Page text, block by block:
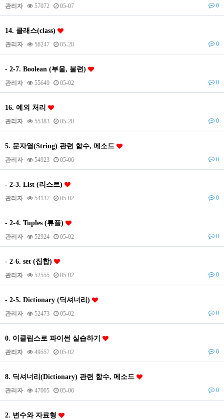
관리자 57072 05-07 0
14. 클래스(class)
관리자 56247 05-28 0
- 2-7. Boolean (부울, 불련)
관리자 55649 05-02 0
16. 예외 처리
관리자 55383 05-28 0
5. 문자열(String) 관련 함수, 메소드
관리자 54923 05-06 0
- 2-3. List (리스트)
관리자 54137 05-02 0
- 2-4. Tuples (튜플)
관리자 52924 05-02 0
- 2-6. set (집합)
관리자 52555 05-02 0
- 2-5. Dictionary (딕셔너리)
관리자 52473 05-02 0
0. 이클립스로 파이썬 실습하기
관리자 49557 05-02 0
8. 딕셔너리(Dictionary) 관련 함수, 메소드
관리자 47005 05-06 0
2. 변수와 자료형